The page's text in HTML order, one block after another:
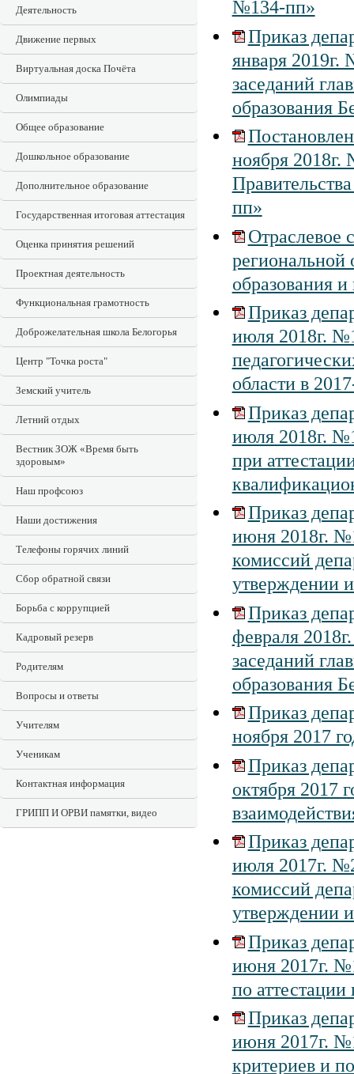
Деятельность
Движение первых
Виртуальная доска Почёта
Олимпиады
Общее образование
Дошкольное образование
Дополнительное образование
Государственная итоговая аттестация
Оценка принятия решений
Проектная деятельность
Функциональная грамотность
Доброжелательная школа Белогорья
Центр "Точка роста"
Земский учитель
Летний отдых
Вестник ЗОЖ «Время быть
здоровым»
Наш профсоюз
Наши достижения
Телефоны горячих линий
Сбор обратной связи
Борьба с коррупцией
Кадровый резерв
Родителям
Вопросы и ответы
Учителям
Ученикам
Контактная информация
ГРИПП И ОРВИ памятки, видео
№134-пп»
Приказ
января
заседаний
образования
ноября
пп»
Отраслевое
региональной
образования
Приказ
июля 2018г.
области в
Приказ
июля 2018г.
при
Приказ
июня 2018г.
комиссий
утверждении
Приказ
февраля
заседаний
образования
Приказ
ноября 2017
Приказ
октября 2017
Приказ
июля 2017г.
комиссий
утверждении
Приказ
июня 2017г.
по аттестации
Приказ
июня 2017г.
критериев и